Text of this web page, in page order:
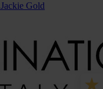
Jackie Gold